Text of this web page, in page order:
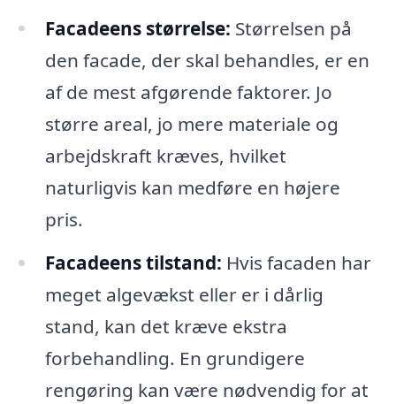
Facadeens størrelse: Størrelsen på
den facade, der skal behandles, er en
af de mest afgørende faktorer. Jo
større areal, jo mere materiale og
arbejdskraft kræves, hvilket
naturligvis kan medføre en højere
pris.
Facadeens tilstand: Hvis facaden har
meget algevækst eller er i dårlig
stand, kan det kræve ekstra
forbehandling. En grundigere
rengøring kan være nødvendig for at